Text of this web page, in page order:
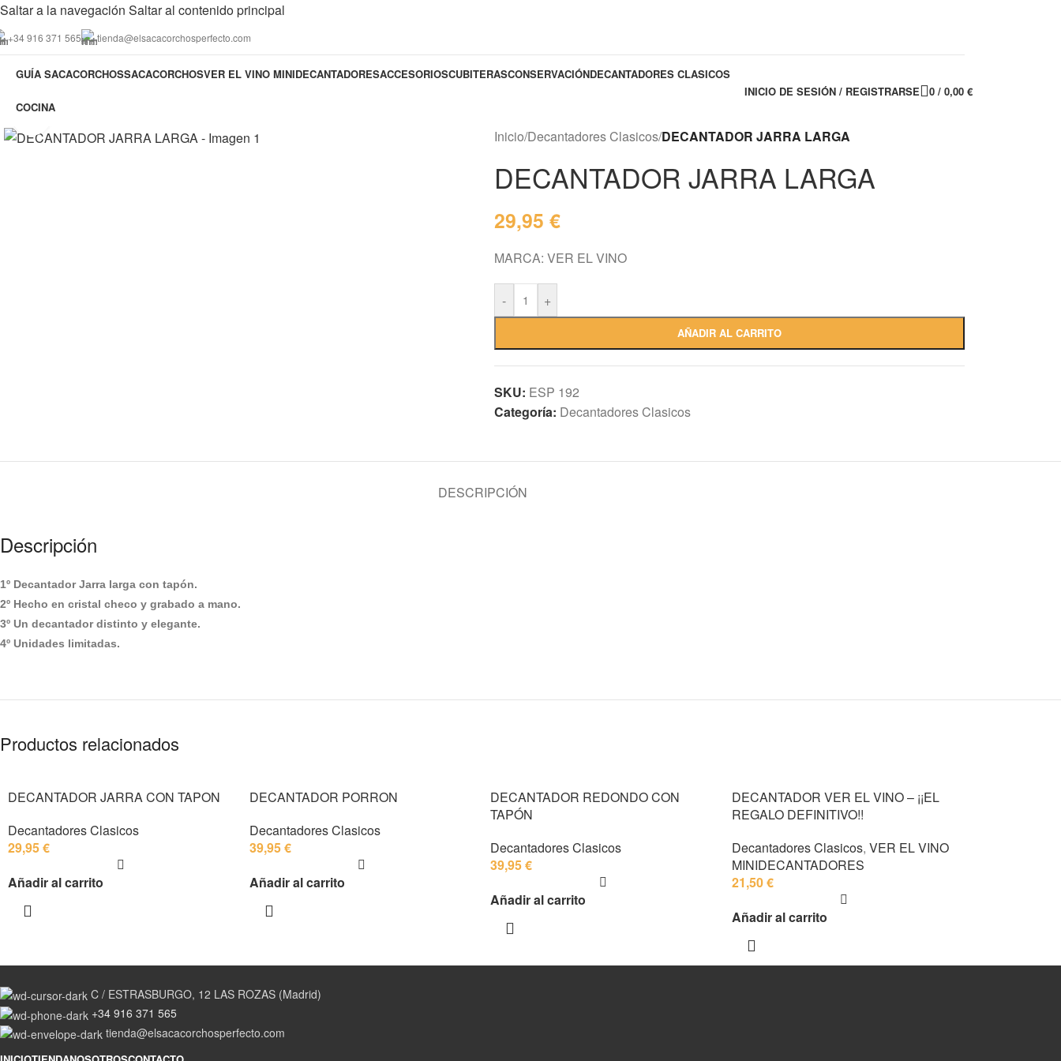
Saltar a la navegación Saltar al contenido principal
+34 916 371 565 tienda@elsacacorchosperfecto.com
GUÍA SACACORCHOSSACACORCHOSVER EL VINO MINIDECANTADORESACCESORIOSCUBITERASCONSERVACIÓNDECANTADORES CLASICOS
COCINA
INICIO DE SESIÓN / REGISTRARSE 0 / 0,00 €
Haga Click para agrandar
Inicio/Decantadores Clasicos/DECANTADOR JARRA LARGA
DECANTADOR JARRA LARGA
29,95 €
MARCA: VER EL VINO
- +
AÑADIR AL CARRITO
SKU: ESP 192
Categoría: Decantadores Clasicos
DESCRIPCIÓN
Descripción
1º Decantador Jarra larga con tapón.
2º Hecho en cristal checo y grabado a mano.
3º Un decantador distinto y elegante.
4º Unidades limitadas.
Productos relacionados
DECANTADOR JARRA CON TAPON
Decantadores Clasicos
29,95€
Añadir al carrito
DECANTADOR PORRON
Decantadores Clasicos
39,95€
Añadir al carrito
DECANTADOR REDONDO CON
TAPÓN
Decantadores Clasicos
39,95€
Añadir al carrito
DECANTADOR VER EL VINO – ¡¡EL
REGALO DEFINITIVO!!
Decantadores Clasicos, VER EL VINO
MINIDECANTADORES
21,50€
Añadir al carrito
C / ESTRASBURGO, 12 LAS ROZAS (Madrid)
+34 916 371 565
tienda@elsacacorchosperfecto.com